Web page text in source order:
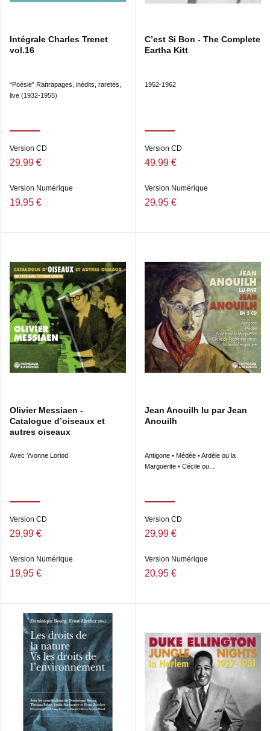
Intégrale Charles Trenet
vol.16
“Poésie” Rattrapages, inédits, raretés,
live (1932-1955)
Version CD
29,99 €
Version Numérique
19,95 €
C’est Si Bon - The Complete
Eartha Kitt
1952-1962
Version CD
49,99 €
Version Numérique
29,95 €
Olivier Messiaen -
Catalogue d’oiseaux et
autres oiseaux
Avec Yvonne Loriod
Version CD
29,99 €
Version Numérique
19,95 €
Jean Anouilh lu par Jean
Anouilh
Antigone • Médée • Ardèle ou la
Marguerite • Cécile ou...
Version CD
29,99 €
Version Numérique
20,95 €